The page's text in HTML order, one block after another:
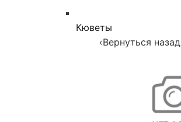
Кюветы
‹Вернуться назад